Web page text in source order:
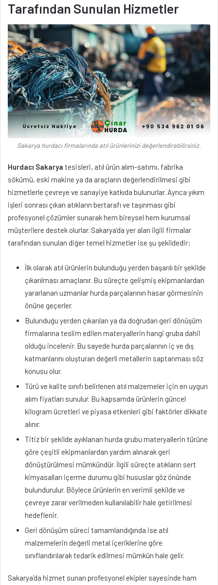
Tarafından Sunulan Hizmetler
Sakarya hurdacı firmalarında atıl ürünlerinizi değerlendirebilirsiniz.
Hurdacı Sakarya tesisleri, atıl ürün alım-satımı, fabrika
sökümü, eski makine ya da araçların değerlendirilmesi gibi
hizmetlerle çevreye ve sanayiye katkıda bulunurlar. Ayrıca yıkım
işleri sonrası çıkan atıkların bertarafı ve taşınması gibi
profesyonel çözümler sunarak hem bireysel hem kurumsal
müşterilere destek olurlar. Sakarya’da yer alan ilgili firmalar
tarafından sunulan diğer temel hizmetler ise şu şekildedir:
İlk olarak atıl ürünlerin bulunduğu yerden başarılı bir şekilde
çıkarılması amaçlanır. Bu süreçte gelişmiş ekipmanlardan
yararlanan uzmanlar hurda parçalarının hasar görmesinin
önüne geçerler.
Bulunduğu yerden çıkarılan ya da doğrudan geri dönüşüm
firmalarına teslim edilen materyallerin hangi gruba dahil
olduğu incelenir. Bu sayede hurda parçalarının iç ve dış
katmanlarını oluşturan değerli metallerin saptanması söz
konusu olur.
Türü ve kalite sınıfı belirlenen atıl malzemeler için en uygun
alım fiyatları sunulur. Bu kapsamda ürünlerin güncel
kilogram ücretleri ve piyasa etkenleri gibi faktörler dikkate
alınır.
Titiz bir şekilde ayıklanan hurda grubu materyallerin türüne
göre çeşitli ekipmanlardan yardım alınarak geri
dönüştürülmesi mümkündür. İlgili süreçte atıkların sert
kimyasalları içerme durumu gibi hususlar göz önünde
bulundurulur. Böylece ürünlerin en verimli şekilde ve
çevreye zarar verilmeden kullanılabilir hale getirilmesi
hedeflenir.
Geri dönüşüm süreci tamamlandığında ise atıl
malzemelerin değerli metal içeriklerine göre
sınıflandırılarak tedarik edilmesi mümkün hale gelir.
Sakarya’da hizmet sunan profesyonel ekipler sayesinde ham